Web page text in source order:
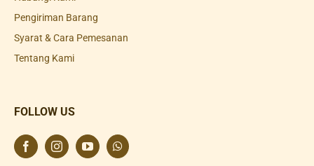
Pengiriman Barang
Syarat & Cara Pemesanan
Tentang Kami
FOLLOW US